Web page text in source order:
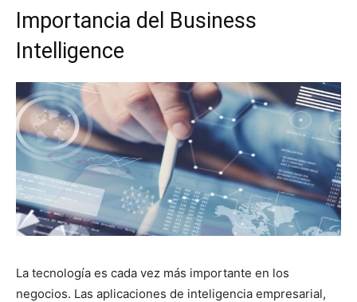
Importancia del Business
Intelligence
La tecnología es cada vez más importante en los
negocios. Las aplicaciones de inteligencia empresarial,